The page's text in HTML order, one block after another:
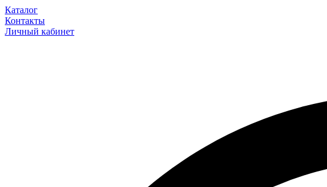
Каталог
Контакты
Личный кабинет